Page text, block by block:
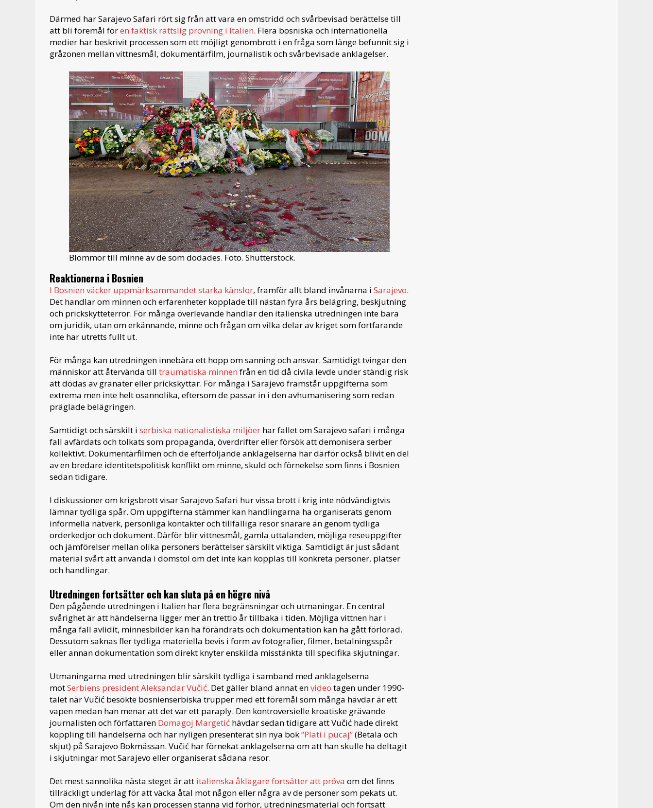
Därmed har Sarajevo Safari rört sig från att vara en omstridd och svårbevisad berättelse till
att bli föremål fören faktisk rättslig prövning i Italien. Flera bosniska och internationella
medier har beskrivit processen som ett möjligt genombrott i en fråga som länge befunnit sig i
gråzonen mellan vittnesmål, dokumentärfilm, journalistik och svårbevisade anklagelser.
Blommor till minne av de som dödades. Foto. Shutterstock.
Reaktionerna i Bosnien
I Bosnien väcker uppmärksammandet starka känslor, framför allt bland invånarna i Sarajevo.
Det handlar om minnen och erfarenheter kopplade till nästan fyra års belägring, beskjutning
och prickskytteterror. För många överlevande handlar den italienska utredningen inte bara
om juridik, utan om erkännande, minne och frågan om vilka delar av kriget som fortfarande
inte har utretts fullt ut.
För många kan utredningen innebära ett hopp om sanning och ansvar. Samtidigt tvingar den
människor att återvända till traumatiska minnen från en tid då civila levde under ständig risk
att dödas av granater eller prickskyttar. För många i Sarajevo framstår uppgifterna som
extrema men inte helt osannolika, eftersom de passar in i den avhumanisering som redan
präglade belägringen.
Samtidigt och särskilt i serbiska nationalistiska miljöer har fallet om Sarajevo safari i många
fall avfärdats och tolkats som propaganda, överdrifter eller försök att demonisera serber
kollektivt. Dokumentärfilmen och de efterföljande anklagelserna har därför också blivit en del
av en bredare identitetspolitisk konflikt om minne, skuld och förnekelse som finns i Bosnien
sedan tidigare.
I diskussioner om krigsbrott visar Sarajevo Safari hur vissa brott i krig inte nödvändigtvis
lämnar tydliga spår. Om uppgifterna stämmer kan handlingarna ha organiserats genom
informella nätverk, personliga kontakter och tillfälliga resor snarare än genom tydliga
orderkedjor och dokument. Därför blir vittnesmål, gamla uttalanden, möjliga reseuppgifter
och jämförelser mellan olika personers berättelser särskilt viktiga. Samtidigt är just sådant
material svårt att använda i domstol om det inte kan kopplas till konkreta personer, platser
och handlingar.
Utredningen fortsätter och kan sluta på en högre nivå
Den pågående utredningen i Italien har flera begränsningar och utmaningar. En central
svårighet är att händelserna ligger mer än trettio år tillbaka i tiden. Möjliga vittnen har i
många fall avlidit, minnesbilder kan ha förändrats och dokumentation kan ha gått förlorad.
Dessutom saknas fler tydliga materiella bevis i form av fotografier, filmer, betalningsspår
eller annan dokumentation som direkt knyter enskilda misstänkta till specifika skjutningar.
Utmaningarna med utredningen blir särskilt tydliga i samband med anklagelserna
motSerbiens president Aleksandar Vučić. Det gäller bland annat envideo tagen under 1990-
talet när Vučić besökte bosnienserbiska trupper med ett föremål som många hävdar är ett
vapen medan han menar att det var ett paraply. Den kontroversielle kroatiske grävande
journalisten och författaren Domagoj Margetić hävdar sedan tidigare att Vučić hade direkt
koppling till händelserna och har nyligen presenterat sin nya bok“Plati i pucaj”(Betala och
skjut) på Sarajevo Bokmässan. Vučić har förnekat anklagelserna om att han skulle ha deltagit
i skjutningar mot Sarajevo eller organiserat sådana resor.
Det mest sannolika nästa steget är att italienska åklagare fortsätter att pröva om det finns
tillräckligt underlag för att väcka åtal mot någon eller några av de personer som pekats ut.
Om den nivån inte nås kan processen stanna vid förhör, utredningsmaterial och fortsatt